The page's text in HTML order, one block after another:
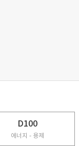
D100
에너지 - 용제